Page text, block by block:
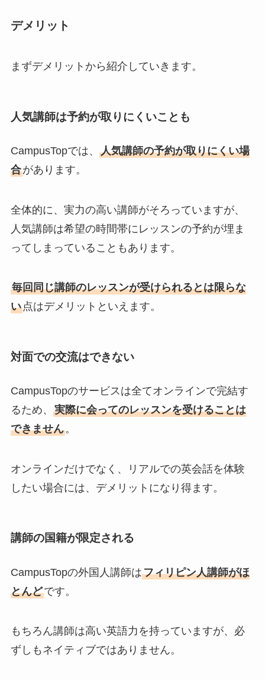
デメリット
まずデメリットから紹介していきます。
人気講師は予約が取りにくいことも
CampusTopでは、 人気講師の予約が取りにくい場
合があります。
全体的に、実力の高い講師がそろっていますが、
人気講師は希望の時間帯にレッスンの予約が埋ま
ってしまっていることもあります。
毎回同じ講師のレッスンが受けられるとは限らな
い点はデメリットといえます。
対面での交流はできない
CampusTopのサービスは全てオンラインで完結す
るため、 実際に会ってのレッスンを受けることは
できません。
オンラインだけでなく、リアルでの英会話を体験
したい場合には、デメリットになり得ます。
講師の国籍が限定される
CampusTopの外国人講師はフィリピン人講師がほ
とんどです。
もちろん講師は高い英語力を持っていますが、必
ずしもネイティブではありません。